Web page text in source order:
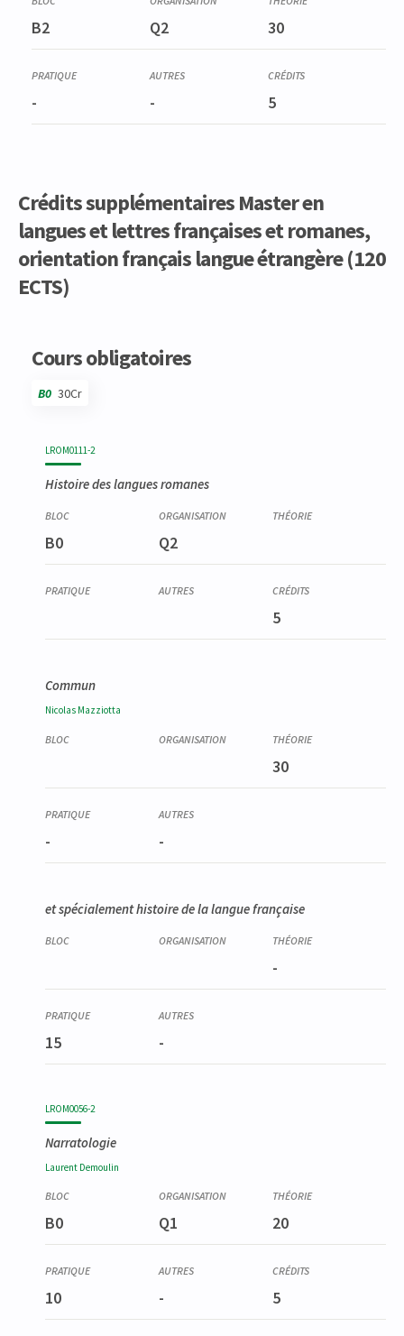
B2 Q2 30
- - 5
Crédits supplémentaires Master en
langues et lettres françaises et romanes,
orientation français langue étrangère (120
ECTS)
Cours obligatoires
B0 30Cr
LROM0111-2
Histoire des langues romanes
B0 Q2
5
Commun
Nicolas Mazziotta
30
- -
et spécialement histoire de la langue française
-
15 -
LROM0056-2
Narratologie
Laurent Demoulin
B0 Q1 20
10 - 5